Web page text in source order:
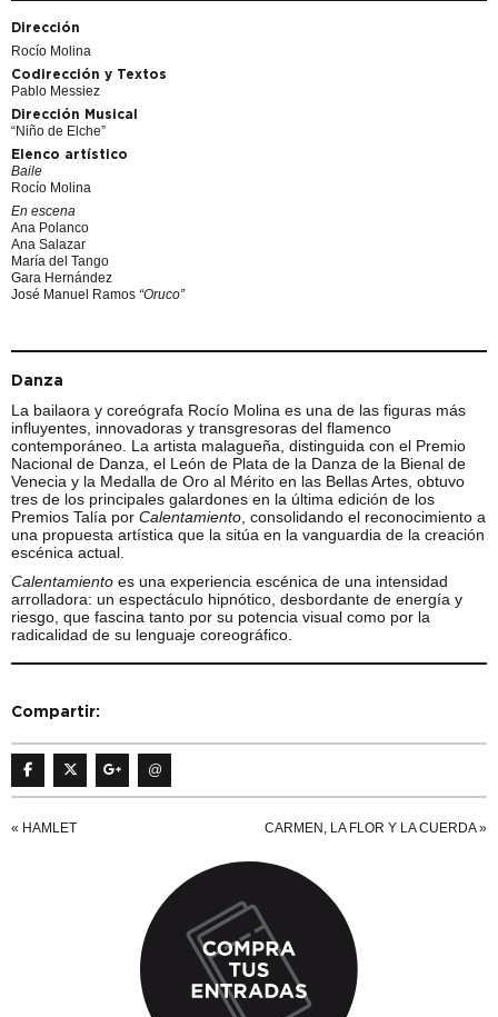
Dirección
Rocío Molina
Codirección y Textos
Pablo Messiez
Dirección Musical
“Niño de Elche”
Elenco artístico
Baile
Rocío Molina
En escena
Ana Polanco
Ana Salazar
María del Tango
Gara Hernández
José Manuel Ramos “Oruco”
Danza
La bailaora y coreógrafa Rocío Molina es una de las figuras más
influyentes, innovadoras y transgresoras del flamenco
contemporáneo. La artista malagueña, distinguida con el Premio
Nacional de Danza, el León de Plata de la Danza de la Bienal de
Venecia y la Medalla de Oro al Mérito en las Bellas Artes, obtuvo
tres de los principales galardones en la última edición de los
Premios Talía por Calentamiento , consolidando el reconocimiento a
una propuesta artística que la sitúa en la vanguardia de la creación
escénica actual.
Calentamiento es una experiencia escénica de una intensidad
arrolladora: un espectáculo hipnótico, desbordante de energía y
riesgo, que fascina tanto por su potencia visual como por la
radicalidad de su lenguaje coreográfico.
Compartir:
@
« HAMLET CARMEN, LA FLOR Y LA CUERDA»